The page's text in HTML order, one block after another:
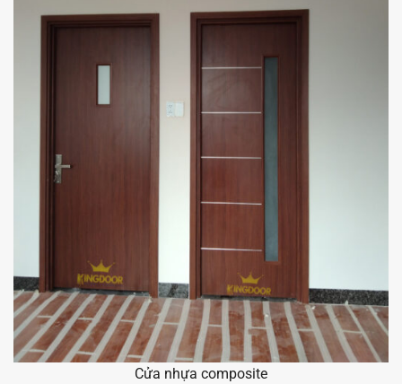
Cửa nhựa composite